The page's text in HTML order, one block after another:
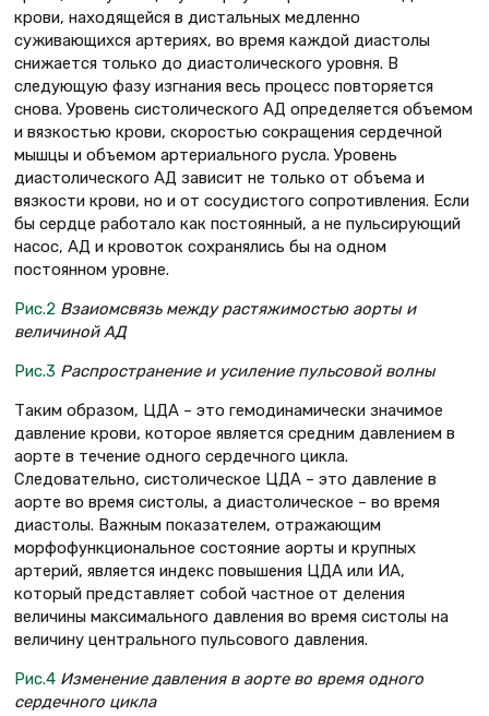
крови, находящейся в дистальных медленно
суживающихся артериях, во время каждой диастолы
снижается только до диастолического уровня. В
следующую фазу изгнания весь процесс повторяется
снова. Уровень систолического АД определяется объемом
и вязкостью крови, скоростью сокращения сердечной
мышцы и объемом артериального русла. Уровень
диастолического АД зависит не только от объема и
вязкости крови, но и от сосудистого сопротивления. Если
бы сердце работало как постоянный, а не пульсирующий
насос, АД и кровоток сохранялись бы на одном
постоянном уровне.
Рис.2 Взаиомсвязь между растяжимостью аорты и
величиной АД
Рис.3 Распространение и усиление пульсовой волны
Таким образом, ЦДА – это гемодинамически значимое
давление крови, которое является средним давлением в
аорте в течение одного сердечного цикла.
Следовательно, систолическое ЦДА – это давление в
аорте во время систолы, а диастолическое – во время
диастолы. Важным показателем, отражающим
морфофункциональное состояние аорты и крупных
артерий, является индекс повышения ЦДА или ИА,
который представляет собой частное от деления
величины максимального давления во время систолы на
величину центрального пульсового давления.
Рис.4 Изменение давления в аорте во время одного
сердечного цикла